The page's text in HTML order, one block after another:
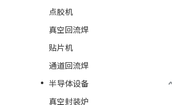
点胶机
真空回流焊
贴片机
通道回流焊
半导体设备
真空封装炉